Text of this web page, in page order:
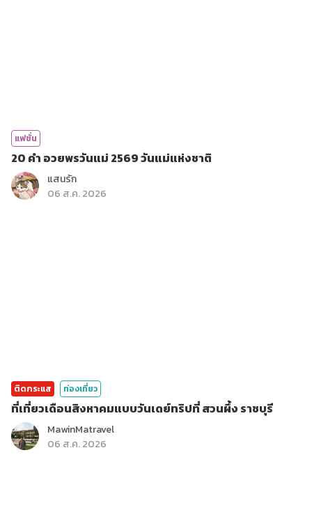
แฟชั่น
20 คำ อวยพรวันแม่ 2569 วันแม่แห่งชาติ
แสนรัก
06 ส.ค. 2026
ติดกระแส ท่องเที่ยว
ที่เที่ยวเดือนสิงหาคมแบบวันเดย์ทริปที่ สวนผึ้ง ราชบุรี
MawinMatravel
06 ส.ค. 2026